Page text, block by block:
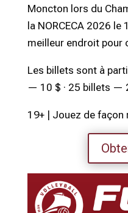
Moncton lors du
la NORCECA 2026
meilleur endroit pour
Les billets sont à
— 10 $ · 25 billets —
19+ | Jouez de façon